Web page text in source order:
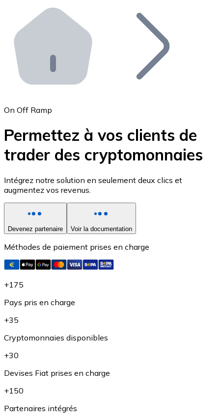
Distributeurs automatiques Bitnovo
Intégrez un ATM Bitnovo dans votre entreprise et
API Bitnovo
Intégrez notre API dans votre écosystème.
Rejoignez notre réseau de distributeurs et
Ajoutez le token de votre projet à notre service
Bitcoin
Ethereum
On Off Ramp
Permettez à vos clients de
trader des cryptomonnaies
Intégrez notre solution en seulement deux clics et
augmentez vos revenus.
Devenez partenaire Voir la documentation
Méthodes de paiement prises en charge
+175
Pays pris en charge
+35
Cryptomonnaies disponibles
+30
Devises Fiat prises en charge
+150
Partenaires intégrés